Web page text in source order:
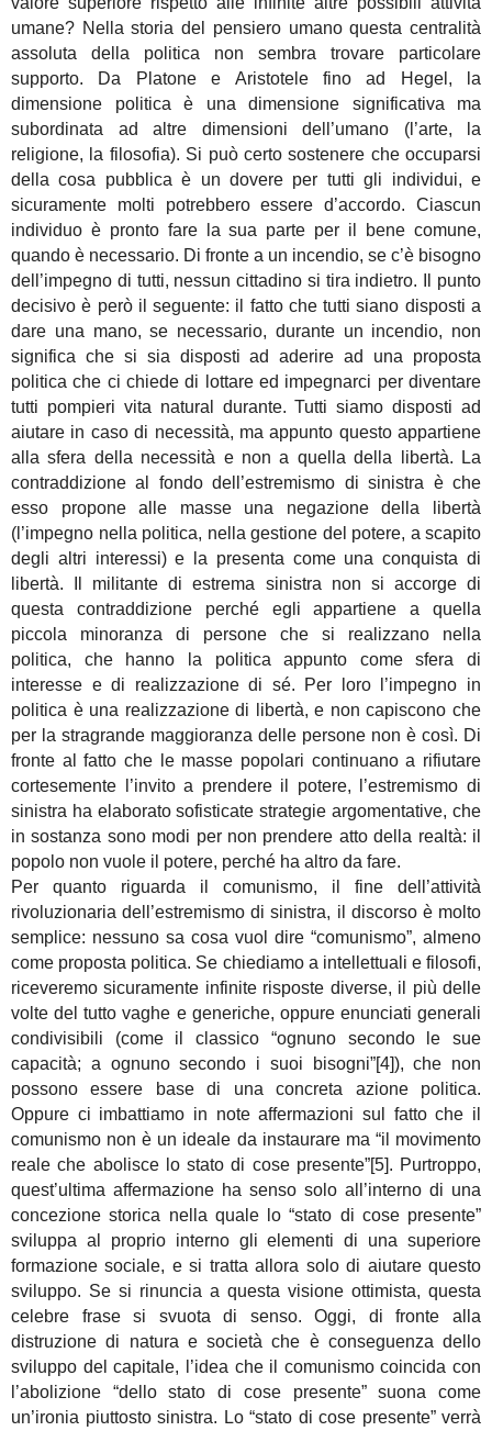
umane? Nella storia del pensiero umano questa centralità
assoluta della politica non sembra trovare particolare
supporto. Da Platone e Aristotele fino ad Hegel, la
dimensione politica è una dimensione significativa ma
subordinata ad altre dimensioni dell’umano (l’arte, la
religione, la filosofia). Si può certo sostenere che occuparsi
della cosa pubblica è un dovere per tutti gli individui, e
sicuramente molti potrebbero essere d’accordo. Ciascun
individuo è pronto fare la sua parte per il bene comune,
quando è necessario. Di fronte a un incendio, se c’è bisogno
dell’impegno di tutti, nessun cittadino si tira indietro. Il punto
decisivo è però il seguente: il fatto che tutti siano disposti a
dare una mano, se necessario, durante un incendio, non
significa che si sia disposti ad aderire ad una proposta
politica che ci chiede di lottare ed impegnarci per diventare
tutti pompieri vita natural durante. Tutti siamo disposti ad
aiutare in caso di necessità, ma appunto questo appartiene
alla sfera della necessità e non a quella della libertà. La
contraddizione al fondo dell’estremismo di sinistra è che
esso propone alle masse una negazione della libertà
(l’impegno nella politica, nella gestione del potere, a scapito
degli altri interessi) e la presenta come una conquista di
libertà. Il militante di estrema sinistra non si accorge di
questa contraddizione perché egli appartiene a quella
piccola minoranza di persone che si realizzano nella
politica, che hanno la politica appunto come sfera di
interesse e di realizzazione di sé. Per loro l’impegno in
politica è una realizzazione di libertà, e non capiscono che
per la stragrande maggioranza delle persone non è così. Di
fronte al fatto che le masse popolari continuano a rifiutare
cortesemente l’invito a prendere il potere, l’estremismo di
sinistra ha elaborato sofisticate strategie argomentative, che
in sostanza sono modi per non prendere atto della realtà: il
popolo non vuole il potere, perché ha altro da fare.
Per quanto riguarda il comunismo, il fine dell’attività
rivoluzionaria dell’estremismo di sinistra, il discorso è molto
semplice: nessuno sa cosa vuol dire “comunismo”, almeno
come proposta politica. Se chiediamo a intellettuali e filosofi,
riceveremo sicuramente infinite risposte diverse, il più delle
volte del tutto vaghe e generiche, oppure enunciati generali
condivisibili (come il classico “ognuno secondo le sue
capacità; a ognuno secondo i suoi bisogni”[4]), che non
possono essere base di una concreta azione politica.
Oppure ci imbattiamo in note affermazioni sul fatto che il
comunismo non è un ideale da instaurare ma “il movimento
reale che abolisce lo stato di cose presente”[5]. Purtroppo,
quest’ultima affermazione ha senso solo all’interno di una
concezione storica nella quale lo “stato di cose presente”
sviluppa al proprio interno gli elementi di una superiore
formazione sociale, e si tratta allora solo di aiutare questo
sviluppo. Se si rinuncia a questa visione ottimista, questa
celebre frase si svuota di senso. Oggi, di fronte alla
distruzione di natura e società che è conseguenza dello
sviluppo del capitale, l’idea che il comunismo coincida con
l’abolizione “dello stato di cose presente” suona come
un’ironia piuttosto sinistra. Lo “stato di cose presente” verrà